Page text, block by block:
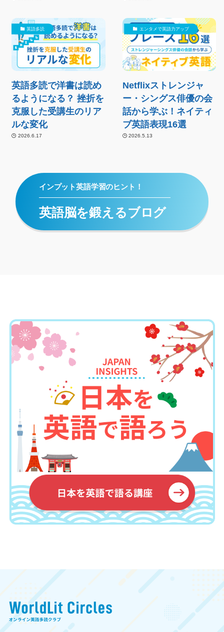
英語多読
英語多読で洋書は読め
るようになる？ 挫折を
克服した受講生のリア
ルな変化
2026.6.17
エンタメで英語力アップ
Netflixストレンジャ
ー・シングス俳優の会
話から学ぶ！ネイティ
ブ英語表現16選
2026.5.13
インプット英語学習のヒント！
英語脳を鍛えるブログ